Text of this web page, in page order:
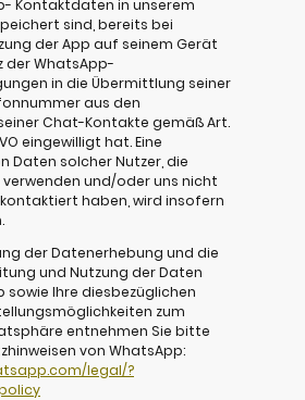
Kontaktdaten in unserem
sind, bereits bei
der App auf seinem Gerät
der WhatsApp-
in die Übermittlung seiner
aus den
Chat-Kontakte gemäß Art.
eingewilligt hat. Eine
Daten solcher Nutzer, die
und/oder uns nicht
haben, wird insofern
der Datenerhebung und die
und Nutzung der Daten
sowie Ihre diesbezüglichen
zum
entnehmen Sie bitte
von WhatsApp:
legal/?